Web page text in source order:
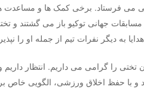
می فرستاد. برخی کمک ها و‌ مساعدت
مسابقات جهانی توکیو باز می گشتند
هدایا به دیگر نفرات تیم از جمله او
تختی را گرامی می داریم. انتظار
‌با حفظ اخلاق ورزشی، الگویی خاص